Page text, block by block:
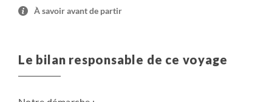
À savoir avant de partir
Le bilan responsable de ce voyage